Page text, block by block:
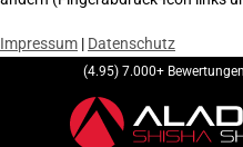
Impressum | Datenschutz
(4.95) 7.000+